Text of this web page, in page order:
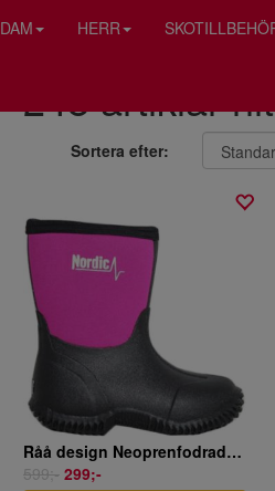
DAM HERR
248 artiklar
Sortera efter:
Råå design Neoprenfodrad Gummistövel cerise
599;- 299;-